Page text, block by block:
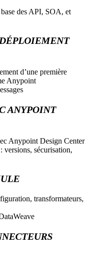
des API, SOA, et
d’une première
Anypoint
ANYPOINT
Anypoint Design Center
versions, sécurisation,
transformateurs,